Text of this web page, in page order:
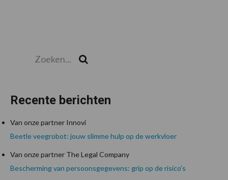
Recente berichten
Van onze partner Innovi
Beetle veegrobot: jouw slimme hulp op de werkvloer
Van onze partner The Legal Company
Bescherming van persoonsgegevens: grip op de risico’s